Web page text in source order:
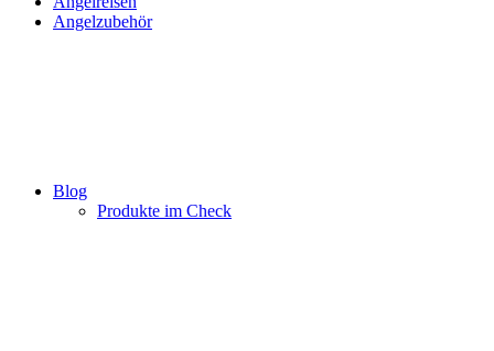
Angelzubehör
Blog
Produkte im Check